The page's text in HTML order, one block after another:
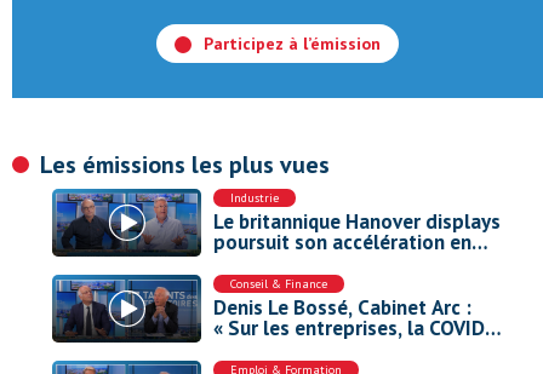
Participez à l’émission
Les émissions les plus vues
Industrie
Le britannique Hanover displays
poursuit son accélération en
Europe
Conseil & Finance
Denis Le Bossé, Cabinet Arc :
« Sur les entreprises, la COVID a
eu plus d’impact que la guerre
en Ukraine »
Emploi & Formation